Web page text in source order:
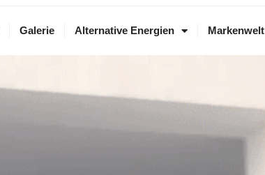
Galerie Alternative Energien Markenwelt